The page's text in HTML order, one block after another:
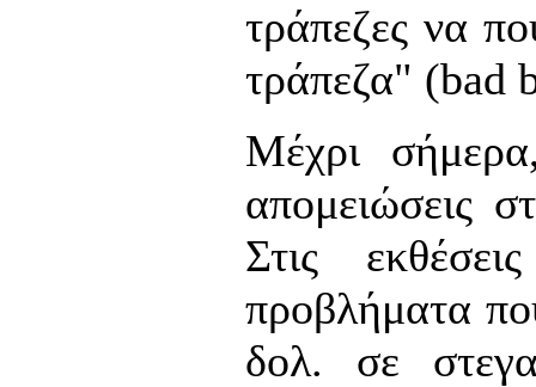
τράπεζες να
τράπεζα" (bad
Μέχρι
απομειώσεις
Στις
προβλήματα
δολ. σε